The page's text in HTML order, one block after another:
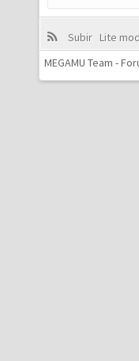
Subir Lite
MEGAMU Team -